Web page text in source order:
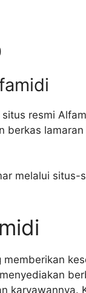
resmi
berkas
melalui situs-
karyawannya.